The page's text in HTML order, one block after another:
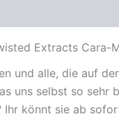
Extracts
und alle, die auf
uns selbst so sehr
Ihr könnt sie ab